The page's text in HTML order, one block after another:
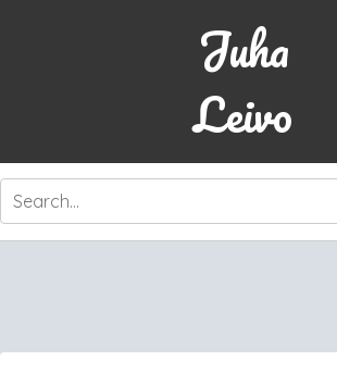
Juha
Leivo
SKIP
CONTENT